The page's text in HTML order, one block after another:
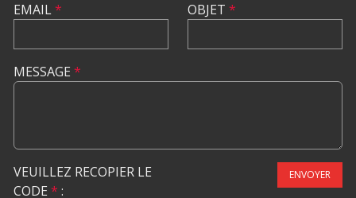
EMAIL* OBJET *
MESSAGE *
VEUILLEZ RECOPIER LE
CODE * :
ENVOYER